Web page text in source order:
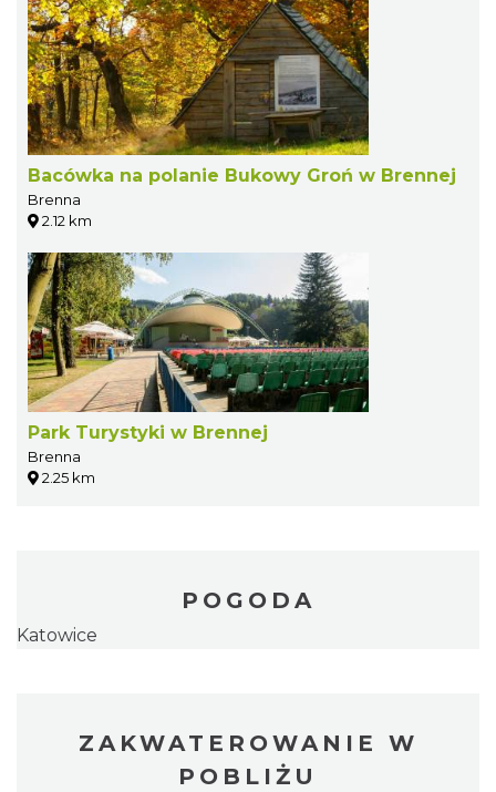
Bacówka na polanie Bukowy Groń w Brennej
Brenna
2.12 km
Park Turystyki w Brennej
Brenna
2.25 km
POGODA
Katowice
ZAKWATEROWANIE W
POBLIŻU